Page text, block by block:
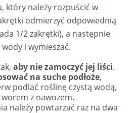
który należy rozpuścić w
odmierzyć odpowiednią
1/2 zakrętki), a następnie
i wymieszać.
aby nie zamoczyć jej liści.
na suche podłoże,
podlać roślinę czystą wodą,
z nawozem.
należy powtarzać raz na dwa